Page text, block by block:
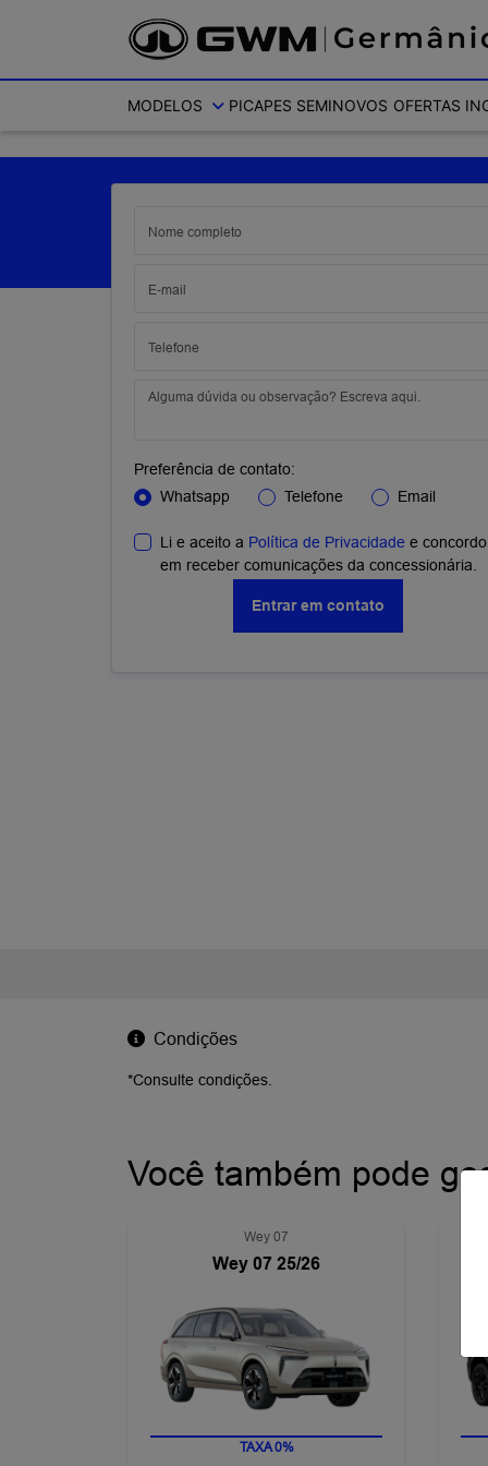
Ativar a compatibilidade com o leitor de tela
MODELOS PICAPES SEMINOVOS OFERTAS
Preferência de contato:
Whatsapp
Telefone Email
Li e aceito a Política de Privacidade e concordo
em receber comunicações da concessionária.
Entrar em contato
Condições
*Consulte condições.
Você também pode
Wey 07
Wey 07 25/26
TAXA 0%